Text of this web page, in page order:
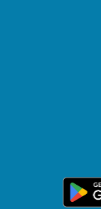
Zertifikate &
Bahçeşehir